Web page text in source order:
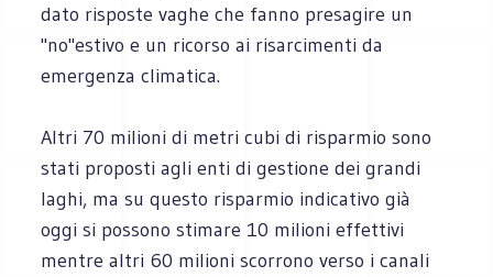
dato risposte vaghe che fanno presagire un
"no"estivo e un ricorso ai risarcimenti da
emergenza climatica.
Altri 70 milioni di metri cubi di risparmio sono
stati proposti agli enti di gestione dei grandi
laghi, ma su questo risparmio indicativo già
oggi si possono stimare 10 milioni effettivi
mentre altri 60 milioni scorrono verso i canali